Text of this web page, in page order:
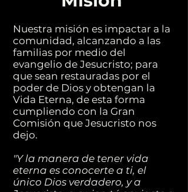
Nuestra misión es impactar a la
comunidad, alcanzando a las
familias por medio del
evangelio de Jesucristo; para
que sean restauradas por el
poder de Dios y obtengan la
Vida Eterna, de esta forma
cumpliendo con la Gran
Comisión que Jesucristo nos
dejo.
"Y la manera de tener vida
eterna es conocerte a ti, el
único Dios verdadero, y a